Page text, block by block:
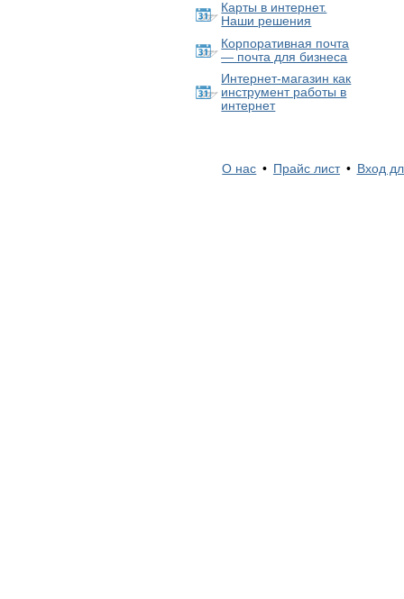
Карты в интернет.
Наши решения
Корпоративная почта
— почта для бизнеса
Интернет-магазин как
инструмент работы в
интернет
О нас • Прайс лист • Вход